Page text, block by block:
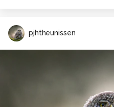
pjhtheunissen